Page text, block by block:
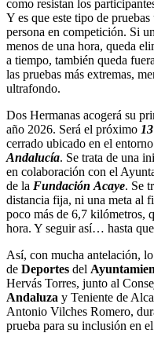
como resistan los
Y es que este tipo de
persona en competición. Si
menos de una hora, queda
a tiempo, también queda
las pruebas más extremas,
ultrafondo.
Dos Hermanas acogerá su
año 2026. Será el próximo
cerrado ubicado en el
Andalucía. Se trata de una
en colaboración con el
de la Fundación Acaye. Se
distancia fija, ni una meta al
poco más de 6,7 kilómetros,
hora. Y seguir así… hasta
Así, con mucha antelación,
de Deportes del
Hervás Torres, junto al
Andaluza y Teniente de
Antonio Vilches Romero,
prueba para su inclusión en